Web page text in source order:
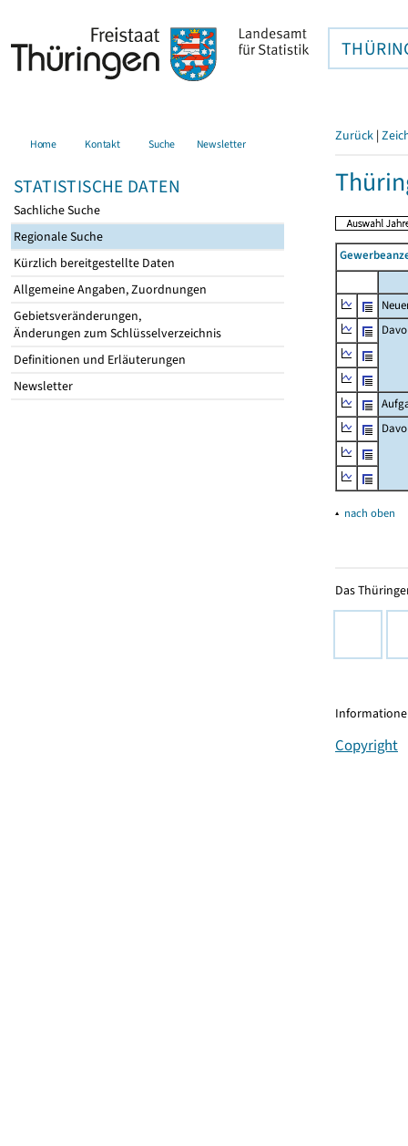
Home Kontakt Suche Newsletter
STATISTISCHE DATEN
Sachliche Suche
Regionale Suche
Kürzlich bereitgestellte Daten
Allgemeine Angaben, Zuordnungen
Gebietsveränderungen,
Änderungen zum Schlüsselverzeichnis
Definitionen und Erläuterungen
Newsletter
Zurück |
▴ nach oben
Das
Copyright